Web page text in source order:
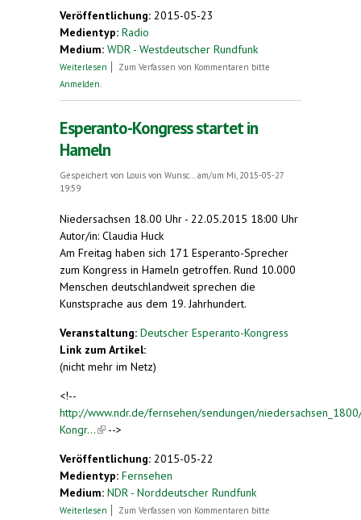
Veröffentlichung: 2015-05-23
Medientyp: Radio
Medium: WDR - Westdeutscher Rundfunk
Weiterlesen über International bekannt und leicht zu lernen -
Zum Verfassen von Kommentaren bitte
Anmelden
Esperanto-Kongress startet in
Hameln
Gespeichert von Louis von Wunsc...
am/um Mi, 2015-05-27
19:59
Niedersachsen 18.00 Uhr - 22.05.2015 18:00 Uhr
Autor/in: Claudia Huck
Am Freitag haben sich 171 Esperanto-Sprecher
zum Kongress in Hameln getroffen. Rund 10.000
Menschen deutschlandweit sprechen die
Kunstsprache aus dem 19. Jahrhundert.
Veranstaltung: Deutscher Esperanto-Kongress
Link zum Artikel:
(nicht mehr im Netz)
<!--
http://www.ndr.de/fernsehen/sendungen/
Kongr...(link is external)
-->
Veröffentlichung: 2015-05-22
Medientyp: Fernsehen
Medium: NDR - Norddeutscher Rundfunk
Weiterlesen über Esperanto-Kongress startet in Hameln
Zum Verfassen von Kommentaren bitte